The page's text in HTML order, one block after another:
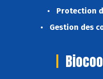
Protection
Gestion des